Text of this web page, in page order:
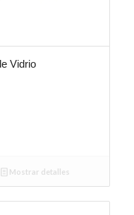
Vidrio
Mostrar detalles